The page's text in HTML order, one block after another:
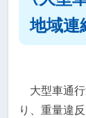
地域連
大型車通
り、重量違